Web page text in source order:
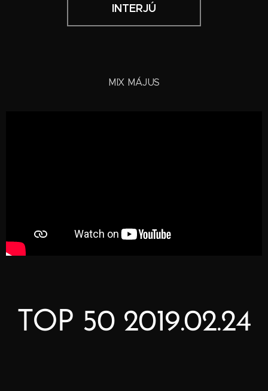
INTERJÚ
MIX MÁJUS
TOP 50 2019.02.24